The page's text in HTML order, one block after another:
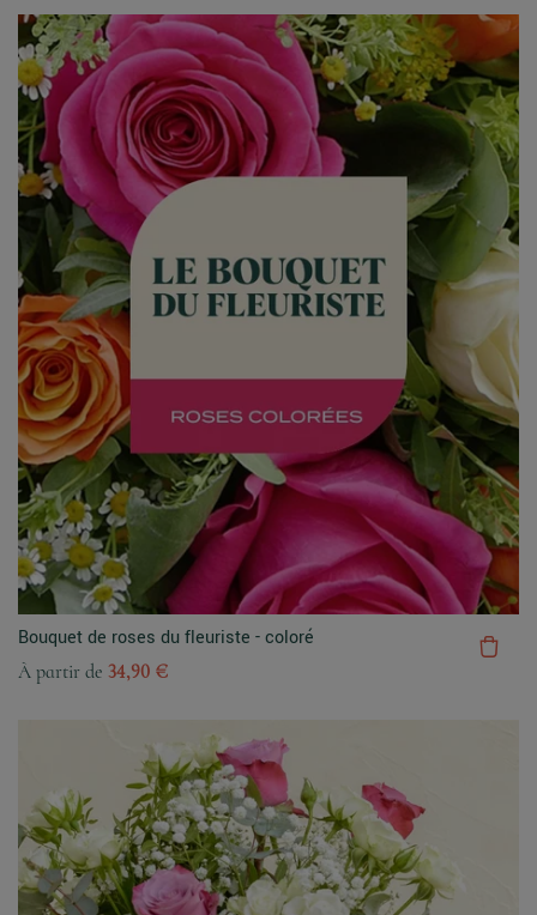
Bouquet de roses du fleuriste - coloré
À partir de 34,90 €